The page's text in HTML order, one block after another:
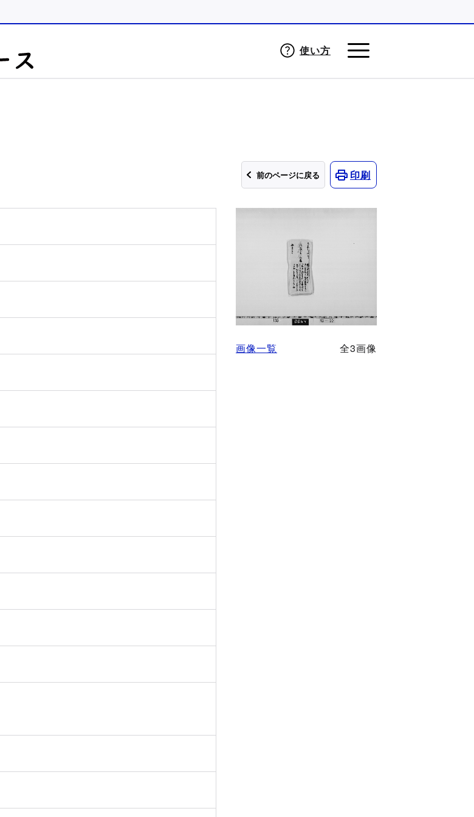
使い方
前のページに戻る 印刷
画像一覧 全3画像